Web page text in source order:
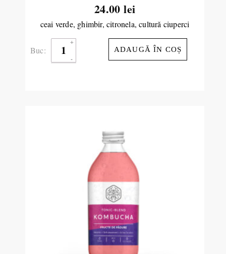
24.00lei
ceai verde, ghimbir, citronela, cultură ciuperci
Buc: ADAUGĂ ÎN COȘ